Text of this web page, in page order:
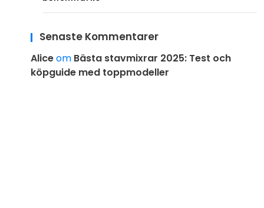
Senaste Kommentarer
Aliceom Bästa stavmixrar 2025: Test och
köpguide med toppmodeller